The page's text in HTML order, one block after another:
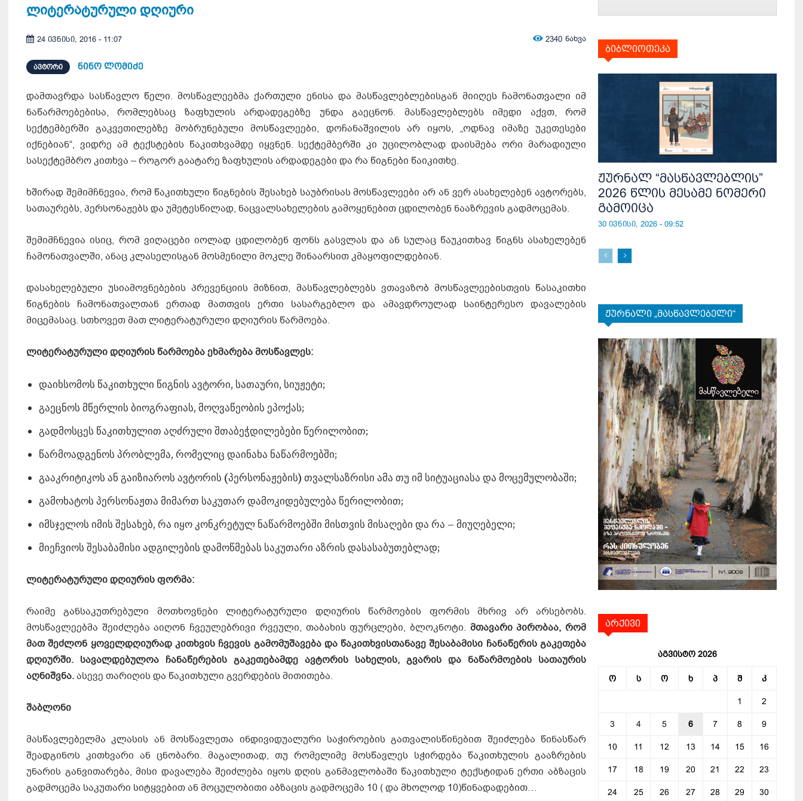
ლიტერატურული დღიური
24 ივნისი, 2016 - 11:07 2340 ნახვა
ᲐᲕᲢᲝᲠᲘ ნინო ლომიძე
დამთავრდა სასწავლო წელი. მოსწავლეებმა ქართული ენისა და მასწავლებლებისგან მიიღეს ჩამონათვალი იმ
ნაწარმოებებისა, რომლებსაც ზაფხულის არდადეგებზე უნდა გაეცნონ. მასწავლებლებს იმედი აქვთ, რომ
სექტემბერში გაკვეთილებზე მობრუნებული მოსწავლეები, დოჩანაშვილის არ იყოს, „ოდნავ იმაზე უკეთესები
იქნებიან“, ვიდრე ამ ტექსტების წაკითხვამდე იყვნენ. სექტემბერში კი უცილობლად დაისმება ორი მარადიული
სასექტემბრო კითხვა – როგორ გაატარე ზაფხულის არდადეგები და რა წიგნები წაიკითხე.
ხშირად შემიმჩნევია, რომ წაკითხული წიგნების შესახებ საუბრისას მოსწავლეები არ ან ვერ ასახელებენ ავტორებს,
სათაურებს, პერსონაჟებს და უმეტესწილად, ნაცვალსახელების გამოყენებით ცდილობენ ნააზრევის გადმოცემას.
შემიმჩნევია ისიც, რომ ვიღაცები იოლად ცდილობენ ფონს გასვლას და ან სულაც წაუკითხავ წიგნს ასახელებენ
ჩამონათვალში, ანაც კლასელისგან მოსმენილი მოკლე შინაარსით კმაყოფილდებიან.
დასახელებული უსიამოვნებების პრევენციის მიზნით, მასწავლებლებს ვთავაზობ მოსწავლეებისთვის წასაკითხი
წიგნების ჩამონათვალთან ერთად მათთვის ერთი სასარგებლო და ამავდროულად საინტერესო დავალების
მიცემასაც. სთხოვეთ მათ ლიტერატურული დღიურის წარმოება.
ლიტერატურული დღიურის წარმოება ეხმარება მოსწავლეს:
დაიხსომოს წაკითხული წიგნის ავტორი, სათაური, სიუჟეტი;
გაეცნოს მწერლის ბიოგრაფიას, მოღვაწეობის ეპოქას;
გადმოსცეს წაკითხულით აღძრული შთაბეჭდილებები წერილობით;
წარმოადგენოს პრობლემა, რომელიც დაინახა ნაწარმოებში;
გააკრიტიკოს ან გაიზიაროს ავტორის (პერსონაჟების) თვალსაზრისი ამა თუ იმ სიტუაციასა და მოცემულობაში;
გამოხატოს პერსონაჟთა მიმართ საკუთარ დამოკიდებულება წერილობით;
იმსჯელოს იმის შესახებ, რა იყო კონკრეტულ ნაწარმოებში მისთვის მისაღები და რა – მიუღებელი;
მიეჩვიოს შესაბამისი ადგილების დამოწმებას საკუთარი აზრის დასასაბუთებლად;
ლიტერატურული დღიურის ფორმა:
რაიმე განსაკუთრებული მოთხოვნები ლიტერატურული დღიურის წარმოების ფორმის მხრივ არ არსებობს.
მოსწავლეებმა შეიძლება აიღონ ჩვეულებრივი რვეული, თაბახის ფურცლები, ბლოკნოტი. მთავარი პირობაა, რომ
მათ შეძლონ ყოველდღიურად კითხვის ჩვევის გამომუშავება და წაკითხვისთანავე შესაბამისი ჩანაწერის გაკეთება
დღიურში. სავალდებულოა ჩანაწერების გაკეთებამდე ავტორის სახელის, გვარის და ნაწარმოების სათაურის
აღნიშვნა.ასევე თარიღის და წაკითხული გვერდების მითითება.
შაბლონი
მასწავლებელმა კლასის ან მოსწავლეთა ინდივიდუალური საჭიროების გათვალისწინებით შეიძლება წინასწარ
შეადგინოს კითხვარი ან ცნობარი. მაგალითად, თუ რომელიმე მოსწავლეს სჭირდება წაკითხულის გააზრების
უნარის განვითარება, მისი დავალება შეიძლება იყოს დღის განმავლობაში წაკითხული ტექსტიდან ერთი აბზაცის
გადმოცემა საკუთარი სიტყვებით ან მოცულობითი აბზაცის გადმოცემა 10 ( და მხოლოდ 10)წინადადებით…
ბიბლიოთეკა
ჟურნალ “მასწავლებლის”
2026 წლის მესამე ნომერი
გამოიცა
30 ივნისი, 2026 - 09:52
ჟურნალი „მასწავლებელი“
არქივი
აგვისტო 2026
ო ს ო ხ პ შ კ
1 2
3 4 5 6 7 8 9
10 11 12 13 14 15 16
17 18 19 20 21 22 23
24 25 26 27 28 29 30